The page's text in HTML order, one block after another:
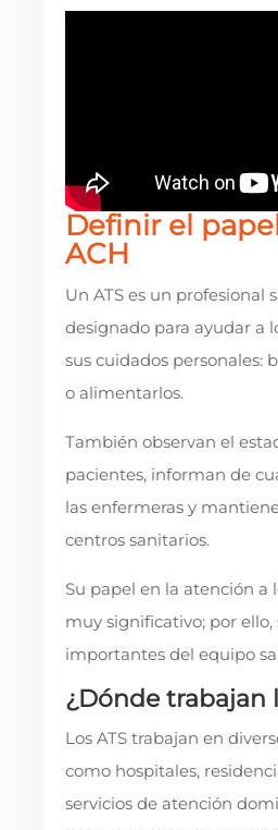
Definir el
ACH
Un ATS es un profesional
designado para ayudar a
sus cuidados personales:
o alimentarlos.
También observan el
pacientes, informan de
las enfermeras y
centros sanitarios.
Su papel en la atención a
muy significativo; por
importantes del equipo
¿Dónde trabajan
Los ATS trabajan en
como hospitales,
servicios de atención